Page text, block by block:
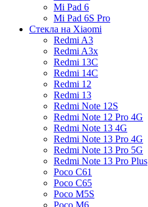
Mi Pad 6
Mi Pad 6S Pro
Стекла на Xiaomi
Redmi A3
Redmi A3x
Redmi 13C
Redmi 14C
Redmi 12
Redmi 13
Redmi Note 12S
Redmi Note 12 Pro 4G
Redmi Note 13 4G
Redmi Note 13 Pro 4G
Redmi Note 13 Pro 5G
Redmi Note 13 Pro Plus
Poco C61
Poco C65
Poco M5S
Poco M6